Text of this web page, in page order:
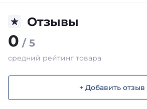
Отзывы
0 / 5
средний рейтинг товара
+ Добавить отзыв